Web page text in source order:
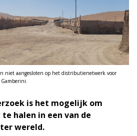
niet aangesloten op het distributienetwerk voor
is het mogelijk om
halen in een van de
wereld.